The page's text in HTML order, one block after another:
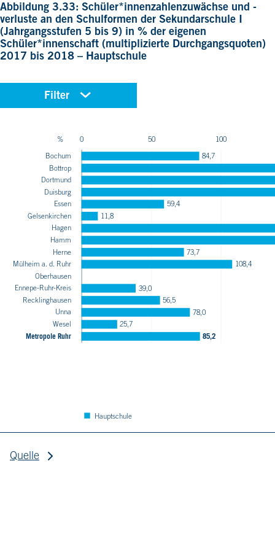
Abbildung 3.33: Schüler*innenzahlenzuwächse und -
verluste an den Schulformen der Sekundarschule I
(Jahrgangsstufen 5 bis 9) in % der eigenen
Schüler*innenschaft (multiplizierte Durchgangsquoten)
2017 bis 2018 – Hauptschule
Filter
Duisburg
Essen
Gelsenkirchen
Hagen
Herne
Mülheim a. d. Ruhr
Oberhausen
Ennepe-Ruhr-Kreis
Recklinghausen
Unna
Wesel
Metropole Ruhr
0 50 100
%
Bochum
Bottrop
Dortmund
Duisburg
Essen
Gelsenkirchen
Hagen
Hamm
Herne
Mülheim a. d. Ruhr
Oberhausen
Ennepe-Ruhr-Kreis
Recklinghausen
Unna
Wesel
Metropole Ruhr
84,7
59,4
11,8
73,7
108,4
39,0
56,5
78,0
25,7
85,2
Hauptschule
Quelle